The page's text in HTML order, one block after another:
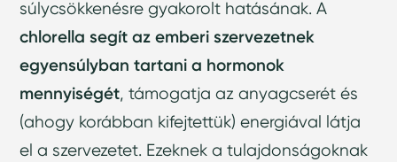
súlycsökkenésre gyakorolt ​​hatásának. A
chlorella segít az emberi szervezetnek
egyensúlyban tartani a hormonok
mennyiségét, támogatja az anyagcserét és
(ahogy korábban kifejtettük) energiával látja
el a szervezetet. Ezeknek a tulajdonságoknak